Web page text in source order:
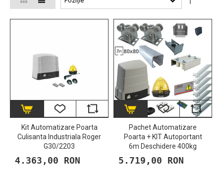
Kit Automatizare Poarta
Culisanta Industriala Roger
G30/2203
4.363,00 RON
Pachet Automatizare
Poarta + KIT Autoportant
6m Deschidere 400kg
5.719,00 RON